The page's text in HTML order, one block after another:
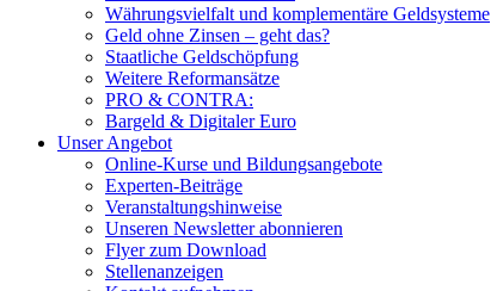
Währungsvielfalt und komplementäre Geldsysteme
Geld ohne Zinsen – geht das?
Staatliche Geldschöpfung
Weitere Reformansätze
PRO & CONTRA:
Bargeld & Digitaler Euro
Unser Angebot
Online-Kurse und Bildungsangebote
Experten-Beiträge
Veranstaltungshinweise
Unseren Newsletter abonnieren
Flyer zum Download
Stellenanzeigen